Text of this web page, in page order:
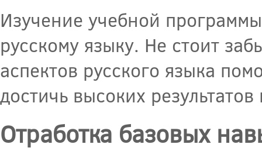
Изучение учебной
русскому языку. Не стоит
аспектов русского языка
достичь высоких
Отработка базовых